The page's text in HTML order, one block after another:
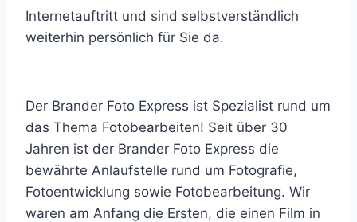
Internetauftritt und sind selbstverständlich
weiterhin persönlich für Sie da.
Der Brander Foto Express ist Spezialist rund um
das Thema Fotobearbeiten! Seit über 30
Jahren ist der Brander Foto Express die
bewährte Anlaufstelle rund um Fotografie,
Fotoentwicklung sowie Fotobearbeitung. Wir
waren am Anfang die Ersten, die einen Film in